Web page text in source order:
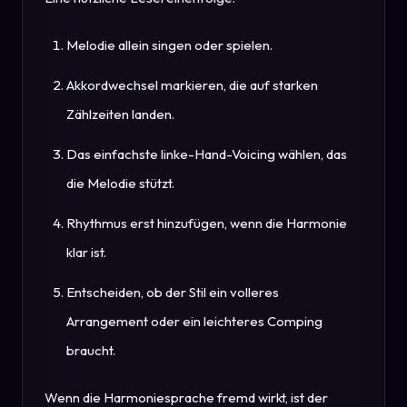
Melodie allein singen oder spielen.
Akkordwechsel markieren, die auf starken
Zählzeiten landen.
Das einfachste linke-Hand-Voicing wählen, das
die Melodie stützt.
Rhythmus erst hinzufügen, wenn die Harmonie
klar ist.
Entscheiden, ob der Stil ein volleres
Arrangement oder ein leichteres Comping
braucht.
Wenn die Harmoniesprache fremd wirkt, ist der